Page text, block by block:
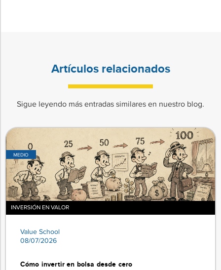
Artículos relacionados
Sigue leyendo más entradas similares en nuestro blog.
MEDIO
INVERSIÓN EN VALOR
Value School
08/07/2026
Cómo invertir en bolsa desde cero